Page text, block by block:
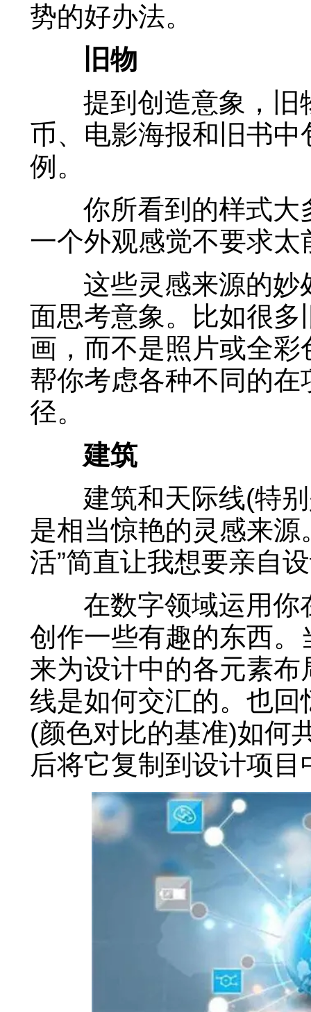
势的好办法。
旧物
提到创造意象，旧
币、电影海报和旧书
例。
你所看到的样式大
一个外观感觉不要求
这些灵感来源的妙
面思考意象。比如很
画，而不是照片或全
帮你考虑各种不同的
径。
建筑
建筑和天际线(特别
是相当惊艳的灵感来源
活”简直让我想要亲自
在数字领域运用你
创作一些有趣的东西
来为设计中的各元素
线是如何交汇的。也
(颜色对比的基准)如何
后将它复制到设计项目